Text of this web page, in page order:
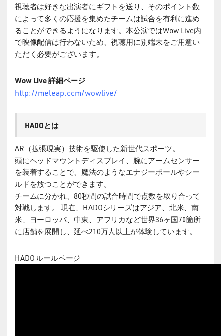
視聴者は好きな出演者にギフトを送り、そのポイント数
によって多くの応援を集めたチームは試合を有利に進め
ることができるようになります。本公演ではWow Live内
で映像配信は行わないため、視聴用に別端末をご用意い
ただく必要がございます。
Wow Live 詳細ページ
http://meleap.com/wowlive/
HADOとは
AR（拡張現実）技術を駆使した新世代スポーツ。
頭にヘッドマウントディスプレイ、腕にアームセンサー
を装着することで、魔法のようなエナジーボールやシー
ルドを放つことができます。
チームに分かれ、80秒間の試合時間で点数を取り合って
対戦します。 現在、HADOシリーズはアジア、北米、南
米、ヨーロッパ、中東、アフリカなど世界36ヶ国70箇所
に店舗を展開し、延べ210万人以上が体験しています。
HADO ルールページ